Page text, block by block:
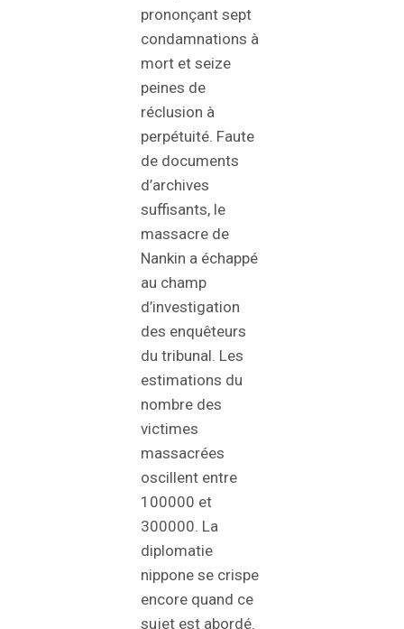
prononçant sept
condamnations à
mort et seize
peines de
réclusion à
perpétuité. Faute
de documents
d’archives
suffisants, le
massacre de
Nankin a échappé
au champ
d’investigation
des enquêteurs
du tribunal. Les
estimations du
nombre des
victimes
massacrées
oscillent entre
100000 et
300000. La
diplomatie
nippone se crispe
encore quand ce
sujet est abordé.